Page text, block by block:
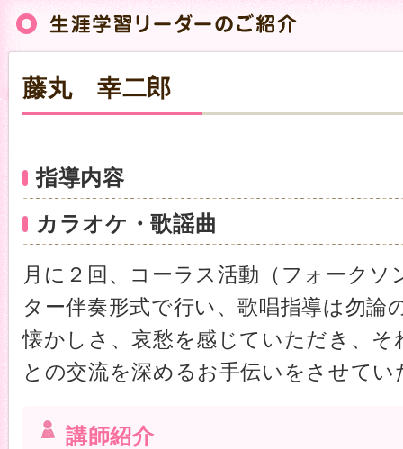
藤丸 幸二郎
指導内容
カラオケ・歌謡曲
月に２回、コーラス活動（フォークソ
ター伴奏形式で行い、歌唱指導は勿論
懐かしさ、哀愁を感じていただき、そ
との交流を深めるお手伝いをさせて
講師紹介